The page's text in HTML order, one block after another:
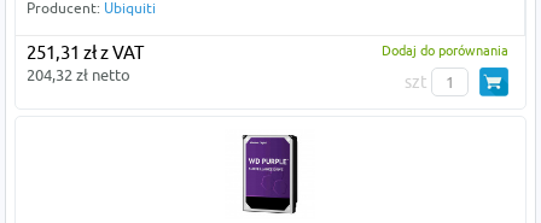
Producent: Ubiquiti
251,31 zł z VAT
204,32 zł netto
Dodaj do porównania
szt